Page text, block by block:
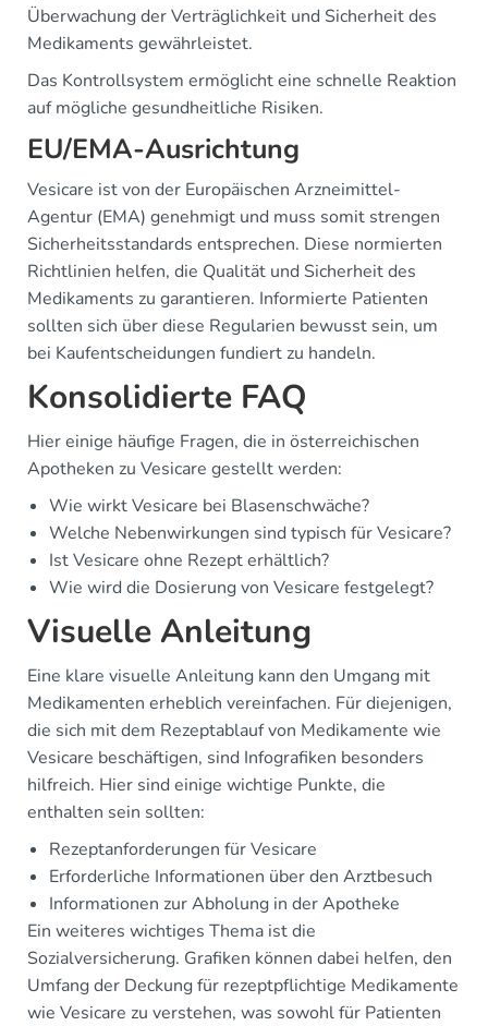
Überwachung der Verträglichkeit und Sicherheit des
Medikaments gewährleistet.
Das Kontrollsystem ermöglicht eine schnelle Reaktion
auf mögliche gesundheitliche Risiken.
EU/EMA-Ausrichtung
Vesicare ist von der Europäischen Arzneimittel-
Agentur (EMA) genehmigt und muss somit strengen
Sicherheitsstandards entsprechen. Diese normierten
Richtlinien helfen, die Qualität und Sicherheit des
Medikaments zu garantieren. Informierte Patienten
sollten sich über diese Regularien bewusst sein, um
bei Kaufentscheidungen fundiert zu handeln.
Konsolidierte FAQ
Hier einige häufige Fragen, die in österreichischen
Apotheken zu Vesicare gestellt werden:
Wie wirkt Vesicare bei Blasenschwäche?
Welche Nebenwirkungen sind typisch für Vesicare?
Ist Vesicare ohne Rezept erhältlich?
Wie wird die Dosierung von Vesicare festgelegt?
Visuelle Anleitung
Eine klare visuelle Anleitung kann den Umgang mit
Medikamenten erheblich vereinfachen. Für diejenigen,
die sich mit dem Rezeptablauf von Medika­mente­ wie
Vesicare beschäftigen, sind Infografiken besonders
hilfreich. Hier sind einige wichtige Punkte, die
enthalten sein sollten:
Rezeptanforderungen für Vesicare
Erforderliche Informationen über den Arztbesuch
Informationen zur Abholung in der Apotheke
Ein weiteres wichtiges Thema ist die
Sozialversicherung. Grafiken können dabei helfen, den
Umfang der Deckung für rezeptpflichtige Medikamente
wie Vesicare zu verstehen, was sowohl für Patienten